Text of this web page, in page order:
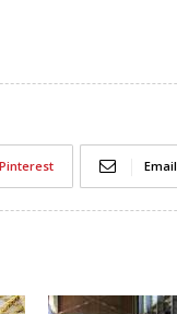
Pinterest Email